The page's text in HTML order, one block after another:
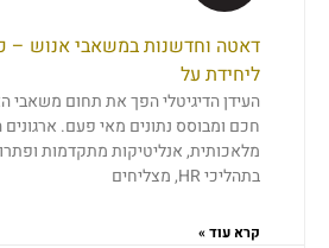
ליחידת על
העידן הדיגיטלי הפך את תחום משאבי
חכם ומבוסס נתונים מאי פעם.
מלאכותית, אנליטיקות מתקדמות
בתהליכי HR, מצליחים
קרא עוד »